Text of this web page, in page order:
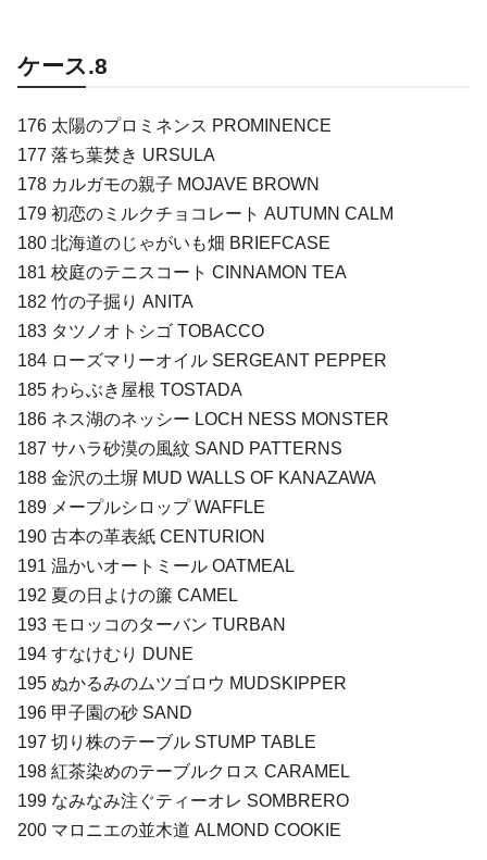
ケース.8
176 太陽のプロミネンス PROMINENCE
177 落ち葉焚き URSULA
178 カルガモの親子 MOJAVE BROWN
179 初恋のミルクチョコレート AUTUMN CALM
180 北海道のじゃがいも畑 BRIEFCASE
181 校庭のテニスコート CINNAMON TEA
182 竹の子掘り ANITA
183 タツノオトシゴ TOBACCO
184 ローズマリーオイル SERGEANT PEPPER
185 わらぶき屋根 TOSTADA
186 ネス湖のネッシー LOCH NESS MONSTER
187 サハラ砂漠の風紋 SAND PATTERNS
188 金沢の土塀 MUD WALLS OF KANAZAWA
189 メープルシロップ WAFFLE
190 古本の革表紙 CENTURION
191 温かいオートミール OATMEAL
192 夏の日よけの簾 CAMEL
193 モロッコのターバン TURBAN
194 すなけむり DUNE
195 ぬかるみのムツゴロウ MUDSKIPPER
196 甲子園の砂 SAND
197 切り株のテーブル STUMP TABLE
198 紅茶染めのテーブルクロス CARAMEL
199 なみなみ注ぐティーオレ SOMBRERO
200 マロニエの並木道 ALMOND COOKIE